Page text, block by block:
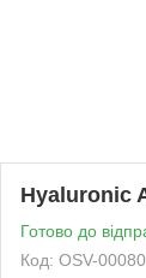
Hyaluronic
Готово до
Код: OSV-00080